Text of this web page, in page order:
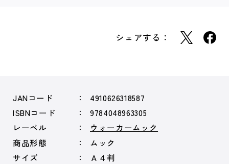
シェアする：
JANコード
4910626318587
ISBNコード
9784048963305
レーベル
ウォーカームック
商品形態
ムック
サイズ
Ａ４判